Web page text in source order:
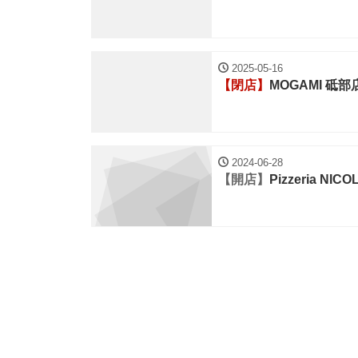
2025-05-16
【閉店】 MOGAMI 砥部
2024-06-28
【開店】 Pizzeria